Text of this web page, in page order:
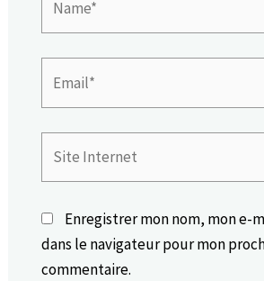
Internet
Enregistrer mon nom, mon e-
dans le navigateur pour mon
commentaire.